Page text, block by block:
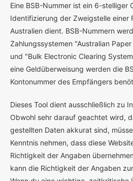
Eine BSB-Nummer ist ein 6-stelliger
Identifizierung der Zweigstelle einer
Australien dient. BSB-Nummern
Zahlungssystemen "Australian
und "Bulk Electronic Clearing
eine Geldüberweisung werden die
Kontonummer des Empfängers
Dieses Tool dient ausschließlich zu
Obwohl sehr darauf geachtet wird,
gestellten Daten akkurat sind,
Kenntnis nehmen, dass diese
Richtigkeit der Angaben
kann die Richtigkeit der Angaben